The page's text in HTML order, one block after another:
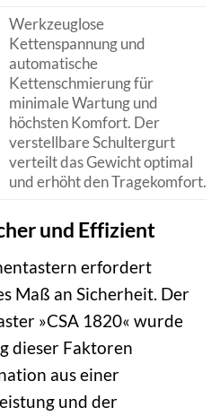
Werkzeuglose
Kettenspannung und
automatische
Kettenschmierung für
minimale Wartung und
höchsten Komfort. Der
verstellbare Schultergurt
verteilt das Gewicht optimal
und erhöht den Tragekomfort.
und Effizient
erfordert
Maß an Sicherheit. Der
»CSA 1820« wurde
dieser Faktoren
aus einer
und der